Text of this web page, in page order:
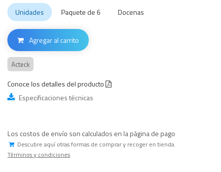
Unidades
Paquete de 6 Docenas
Agregar al carrito
Acteck
Conoce los detalles del producto
Especificaciones técnicas
Los costos de envío son calculados en la página de pago
Descubre aquí otras formas de comprar y recoger en tienda.
Términos y condiciones